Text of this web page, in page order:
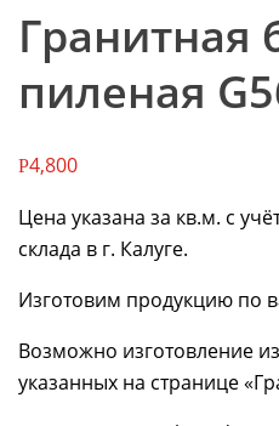
Гранитная
пиленая
Р4,800
Цена указана за кв.м. с
склада в г. Калуге.
Изготовим продукцию по
Возможно изготовление
указанных на странице